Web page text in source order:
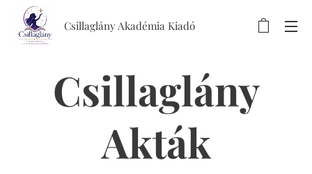
Csillaglány Akadémia Kiadó
Csillaglány
Akták